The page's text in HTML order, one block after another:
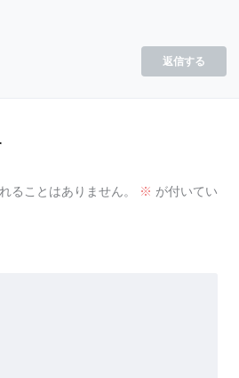
返信する
ることはありません。 ※ が付いてい